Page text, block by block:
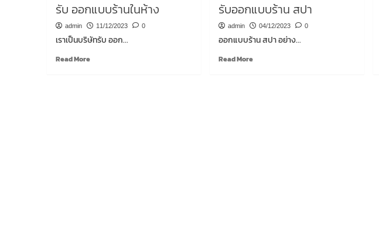
รับ ออกแบบร้านในห้าง
admin 11/12/2023 0
เราเป็นบริษัทรับ ออก...
Read MoreRead
รับออกแบบร้าน สปา
admin 04/12/2023 0
ออกแบบร้าน สปา อย่าง...
Read MoreRead